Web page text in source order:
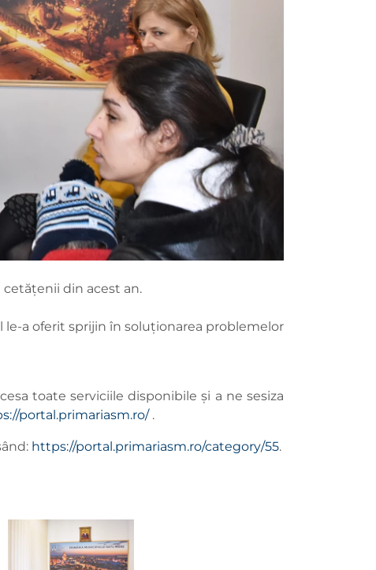
cetățenii din acest an.
le-a oferit sprijin în soluționarea problemelor
toate serviciile disponibile și a ne sesiza
portal.primariasm.ro/.
https://portal.primariasm.ro/category/55.